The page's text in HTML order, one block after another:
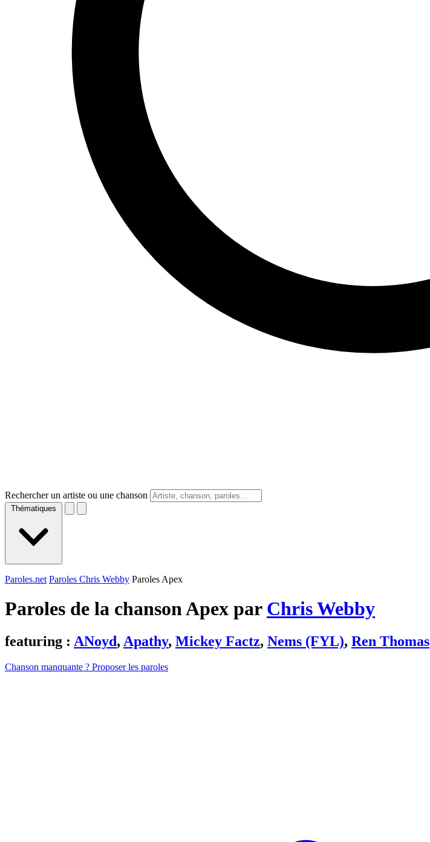
Rechercher un artiste ou une chanson
Thématiques
Paroles.net Paroles Chris Webby Paroles Apex
Paroles de la chanson Apex par Chris Webby
featuring : ANoyd, Apathy, Mickey Factz, Nems (FYL), Ren Thomas
Chanson manquante ? Proposer les paroles